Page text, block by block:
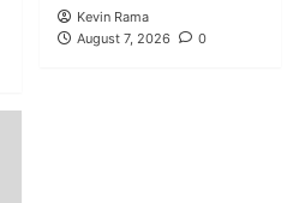
Kevin Rama
August 7, 2026
0